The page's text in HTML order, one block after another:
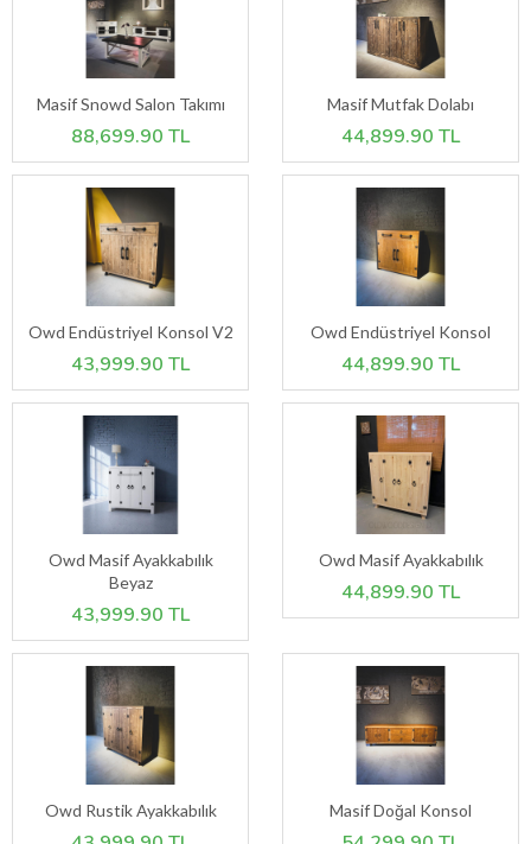
Masif Snowd Salon Takımı
88,699.90 TL
Masif Mutfak Dolabı
44,899.90 TL
Owd Endüstriyel Konsol V2
43,999.90 TL
Owd Endüstriyel Konsol
44,899.90 TL
Owd Masif Ayakkabılık
Beyaz
43,999.90 TL
Owd Masif Ayakkabılık
44,899.90 TL
Owd Rustik Ayakkabılık Masif Doğal Konsol